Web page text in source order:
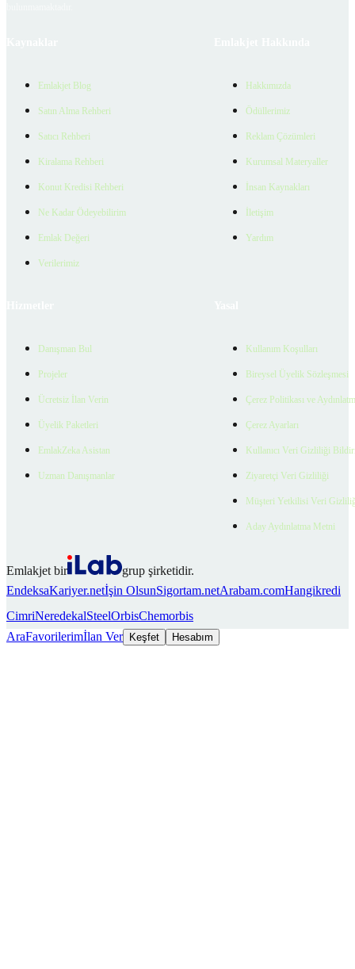
Emlakjet Blog
Satın Alma Rehberi
Satıcı Rehberi
Kiralama Rehberi
Konut Kredisi Rehberi
Ne Kadar Ödeyebilirim
Emlak Değeri
Verilerimiz
Hakkımızda
Ödüllerimiz
Reklam Çözümleri
Kurumsal Materyaller
İnsan Kaynakları
İletişim
Yardım
Danışman Bul
Projeler
Ücretsiz İlan Verin
Üyelik Paketleri
EmlakZeka Asistan
Uzman Danışmanlar
Kullanım Koşulları
Bireysel Üyelik Sözleşmesi
Çerez Politikası ve
Çerez Ayarları
Kullanıcı Veri Gizliliği
Ziyaretçi Veri Gizliliği
Müşteri Yetkilisi Veri
Aday Aydınlatma Metni
Emlakjet bir
grup şirketidir.
EndeksaKariyer.netİşin OlsunSigortam.netArabam.comHangikredi
CimriNeredekalSteelOrbisChemorbis
AraFavorilerimİlan Ver Keşfet Hesabım